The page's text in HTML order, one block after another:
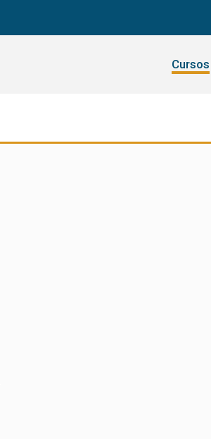
Cursos